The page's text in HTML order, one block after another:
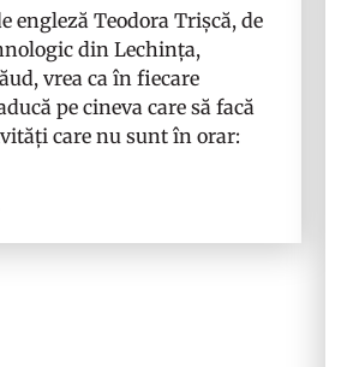
engleză Teodora Trișcă, de
din Lechința,
vrea ca în fiecare
pe cineva care să facă
care nu sunt în orar: